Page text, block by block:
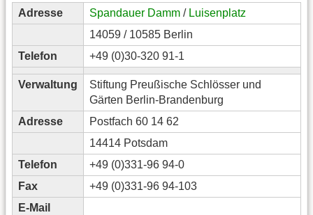
Adresse Spandauer Damm / Luisenplatz
14059 / 10585 Berlin
Telefon
+49 (0)30-320 91-1
Verwaltung
Stiftung Preußische Schlösser und
Gärten Berlin-Brandenburg
Adresse
Postfach 60 14 62
14414 Potsdam
Telefon
+49 (0)331-96 94-0
Fax
+49 (0)331-96 94-103
E-Mail